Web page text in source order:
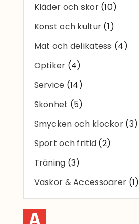
Kläder och skor(10)
Konst och kultur (1)
Mat och delikatess (4)
Optiker (4)
Service (14)
Skönhet (5)
Smycken och klockor(3)
Sport och fritid (2)
Träning (3)
Väskor & Accessoarer (1)